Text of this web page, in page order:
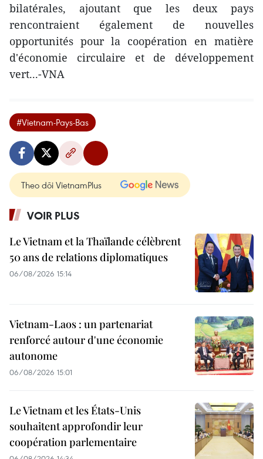
bilatérales, ajoutant que les deux pays
rencontraient également de nouvelles
opportunités pour la coopération en matière
d'économie circulaire et de développement
vert...-VNA
#Vietnam-Pays-Bas
Theo dõi VietnamPlus
VOIR PLUS
Le Vietnam et la Thaïlande célèbrent
50 ans de relations diplomatiques
06/08/2026 15:14
Vietnam-Laos : un partenariat
renforcé autour d'une économie
autonome
06/08/2026 15:01
Le Vietnam et les États-Unis
souhaitent approfondir leur
coopération parlementaire